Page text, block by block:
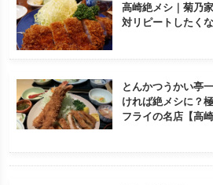
高崎絶メシ｜菊乃
対リピートしたく
とんかつうかい亭
ければ絶メシに？
フライの名店【高崎